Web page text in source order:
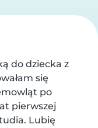
do dziecka z
się
po
pierwszej
Lubię